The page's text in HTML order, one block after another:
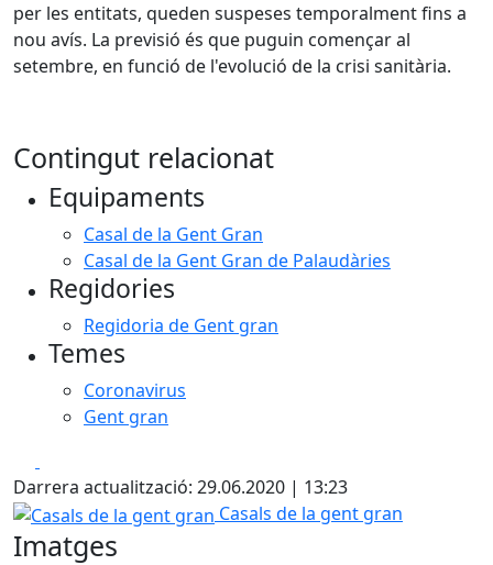
per les entitats, queden suspeses temporalment fins a
nou avís. La previsió és que puguin començar al
setembre, en funció de l'evolució de la crisi sanitària.
Contingut relacionat
Equipaments
Casal de la Gent Gran
Casal de la Gent Gran de Palaudàries
Regidories
Regidoria de Gent gran
Temes
Coronavirus
Gent gran
Darrera actualització: 29.06.2020 | 13:23
Casals de la gent gran
Casals de la gent gran
Imatges